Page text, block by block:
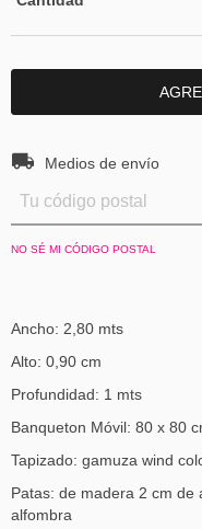
Entregas para el CP:
Medios de envío
NO SÉ MI CÓDIGO POSTAL
Ancho: 2,80 mts
Alto: 0,90 cm
Profundidad: 1 mts
Banqueton Móvil: 80 x 80
Tapizado: gamuza wind
Patas: de madera 2 cm
alfombra